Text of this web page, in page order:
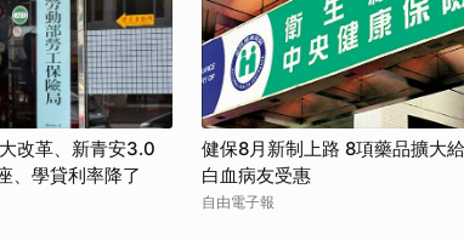
改革、新青安3.0
學貸利率降了
健保8月新制上路 8項藥品擴大給
白血病友受惠
自由電子報